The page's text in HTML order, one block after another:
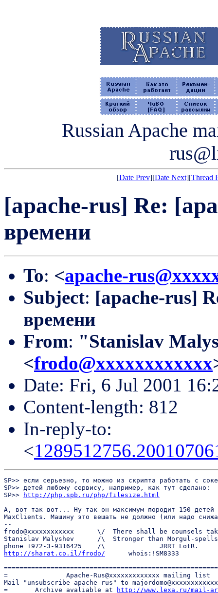
Russian Apache
[Date Prev][Date Next][Thread
[apache-rus] Re:
времени
To: <apache-
Subject: [apache-rus]
времени
From: "Stanislav
<frodo@xxxxxxxxxxxx
Date: Fri, 6 Jul 2001
Content-length: 812
In-reply-to:
<
SP>> если серьезно, то можно из скрипта работать с
SP>> детей любому сервису, например, как тут сделано:
SP>>
http://php.spb.ru/php/filesize.html
А, вот так вот... Ну так он максимум породит 150
MaxClients. Машину это вешать не должно (или надо
--
frodo@xxxxxxxxxxxx	\/  There shall be counsels taken
Stanislav Malyshev	/\  Stronger than Morgul-spells
http://sharat.co.il/frodo/
=               Apache-Rus@xxxxxxxxxxxxx
Mail "unsubscribe apache-rus" to
=       Archive avaliable at
http://www.lexa.ru/mail-